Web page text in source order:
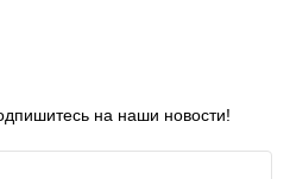
на наши новости!